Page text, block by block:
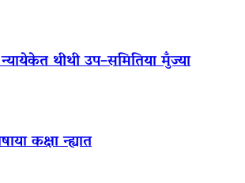
थीथी उप–समितिया मुँज्या
कक्षा न्ह्यात